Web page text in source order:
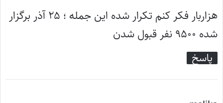
ت
:
هزاربار فکر کنم تکرار شده این جمله ؛ ۲۵ آذر برگزار
شده ۹۵۰۰ نفر قبول شدن
پاسخ